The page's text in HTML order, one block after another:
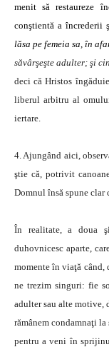
menit să restaureze
conştientă a încrederii
lăsa pe femeia sa, în
săvârşeşte adulter; şi
deci că Hristos
liberul arbitru al
iertare.
4. Ajungând aici,
ştie că, potrivit
Domnul însă spune clar
În realitate, a doua
duhovnicesc aparte,
momente în viaţă când,
ne trezim singuri: fie
adulter sau alte motive,
rămânem condamnaţi
pentru a veni în